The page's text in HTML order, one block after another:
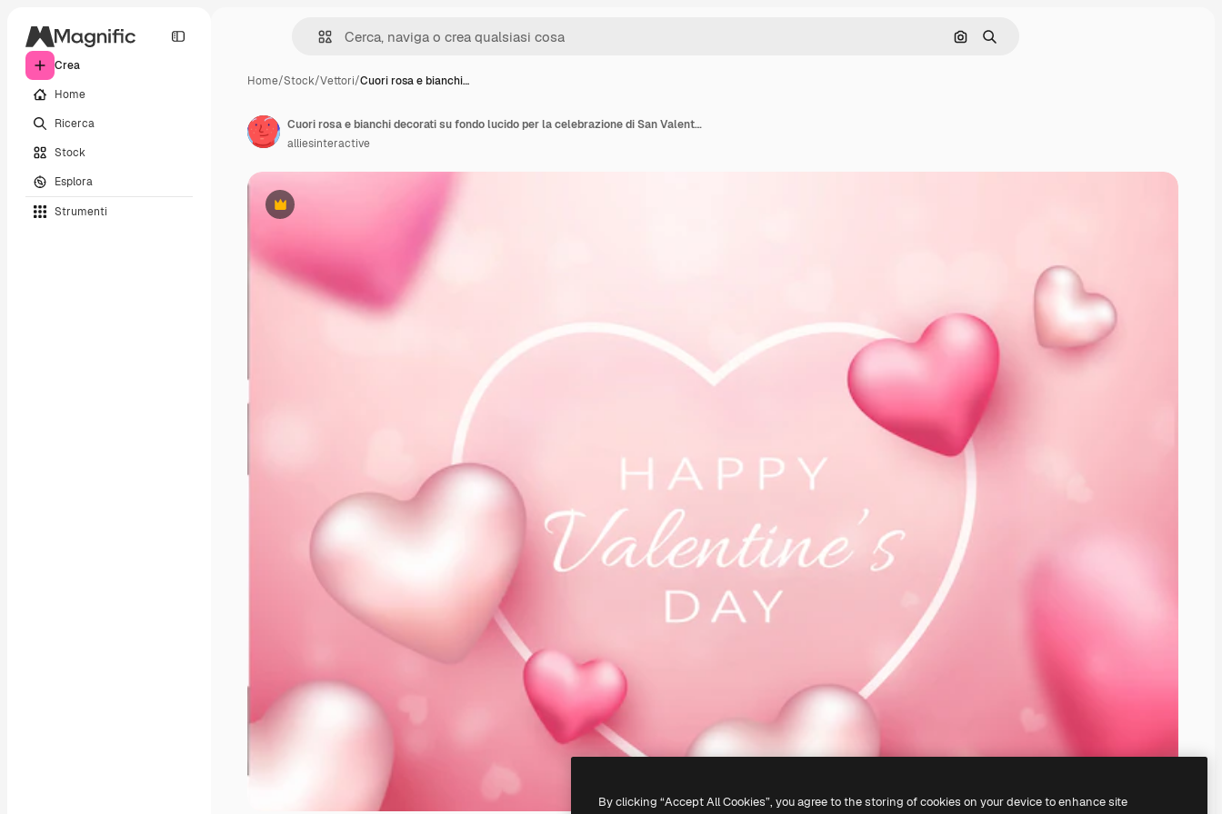
Crea
Home
Ricerca
Stock
Esplora
Strumenti
Cerca per immagine
Ricerca
Home/Stock/Vettori/Cuori rosa e bianchi…
Premium
Cuori rosa e bianchi decorati su fondo lucido per la celebrazione di San Valentino felice.
alliesinteractive
By clicking “Accept All Cookies”, you agree to the storing of cookies on your device to enhance site